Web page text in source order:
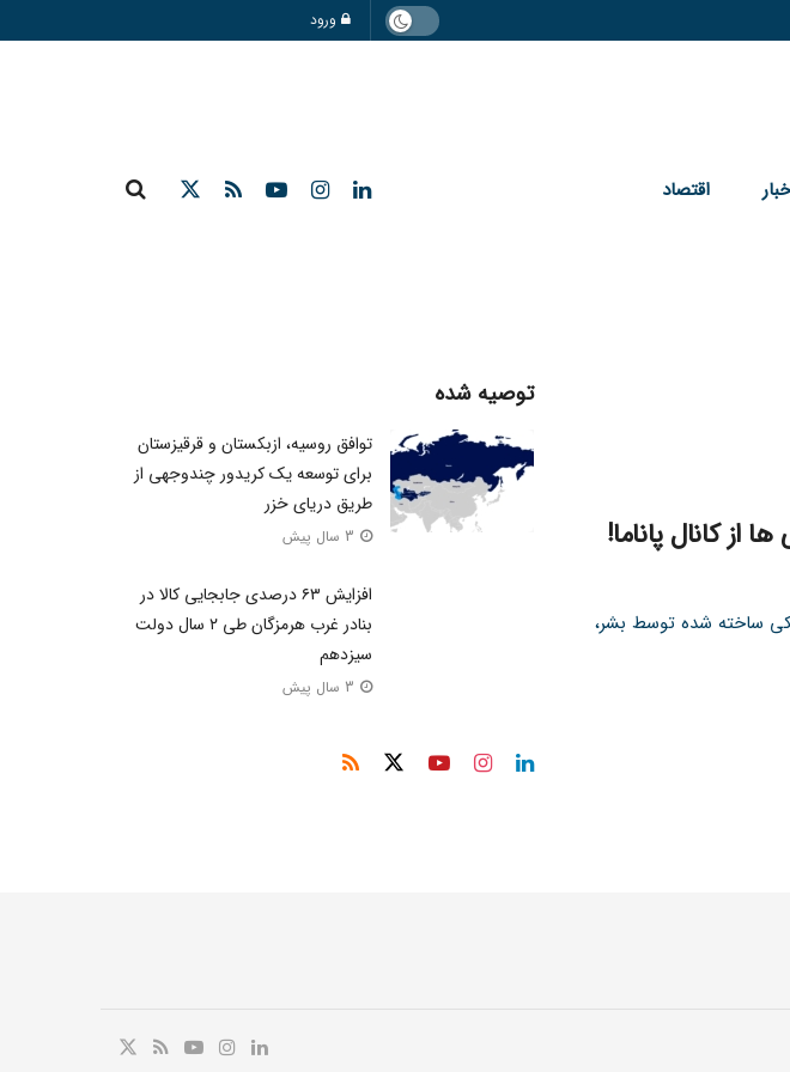
ورود
اقتصاد
از کانال پاناما!
ساخته شده توسط بشر،
توصیه شده
توافق روسیه، ازبکستان و قرقیزستان
برای توسعه یک کریدور چندوجهی از
طریق دریای خزر
3 سال پیش
افزایش ۶۳ درصدی جابجایی کالا در
بنادر غرب هرمزگان طی ۲ سال دولت
سیزدهم
3 سال پیش